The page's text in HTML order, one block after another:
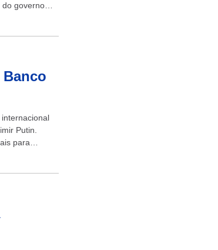
do governo
Putin.
para